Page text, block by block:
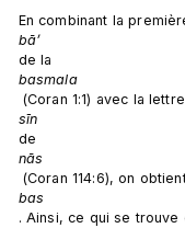
En combinant la
bā’
de la
basmala
(Coran 1:1) avec la
sīn
de
nās
(Coran 114:6), on
bas
. Ainsi, ce qui se trouve